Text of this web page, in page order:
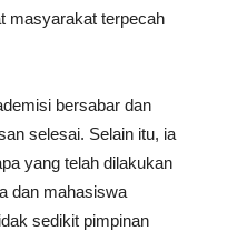
masyarakat terpecah
bersabar dan
selesai. Selain itu, ia
yang telah dilakukan
dan mahasiswa
sedikit pimpinan